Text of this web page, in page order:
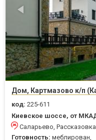
Дом, Картмазово к/п
код: 225-611
Киевское шоссе, от
Саларьево,
Готовность: меблирован,